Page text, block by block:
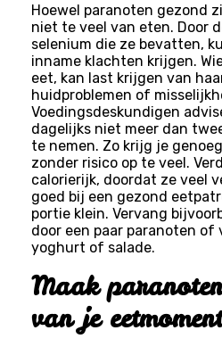
Hoewel paranoten gezond
niet te veel van eten. Door
selenium die ze bevatten,
inname klachten krijgen.
eet, kan last krijgen van
huidproblemen of
Voedingsdeskundigen
dagelijks niet meer dan
te nemen. Zo krijg je
zonder risico op te veel.
calorierijk, doordat ze veel
goed bij een gezond
portie klein. Vervang
door een paar paranoten of
yoghurt of salade.
Maak
van je eetmoment